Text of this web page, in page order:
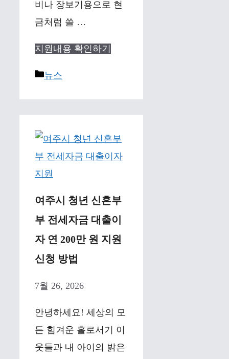
비나 장보기용으로 현
금처럼 쓸 …
지원내용 확인하기
Categories
뉴스
여주시 청년 신혼부
부 전세자금 대출이
자 연 200만 원 지원
신청 방법
7월 26, 2026
안녕하세요! 세상의 모
든 힘겨운 홀로서기 이
웃들과 내 아이의 밝은